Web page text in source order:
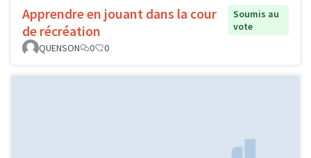
Apprendre en jouant dans la cour
de récréation
Soumis au
vote
QUENSON
0 0